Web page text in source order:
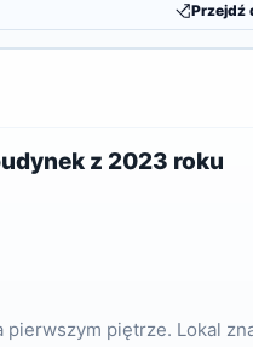
Przejdź
z 2023 roku
piętrze. Lokal